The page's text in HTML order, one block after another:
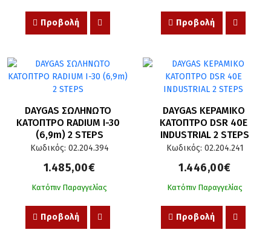
Προβολή Προβολή
DAYGAS ΣΩΛΗΝΩΤΟ
ΚΑΤΟΠΤΡΟ RADIUM I-30
(6,9m) 2 STEPS
Κωδικός: 02.204.394
1.485,00€
Κατόπιν Παραγγελίας
Προβολή
DAYGAS ΚΕΡΑΜΙΚΟ
ΚΑΤΟΠΤΡΟ DSR 40E
INDUSTRIAL 2 STEPS
Κωδικός: 02.204.241
1.446,00€
Κατόπιν Παραγγελίας
Προβολή